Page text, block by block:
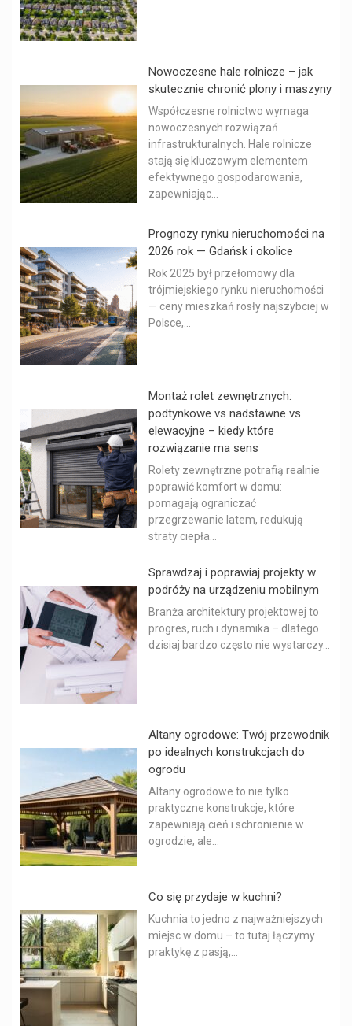
Nowoczesne hale rolnicze – jak
skutecznie chronić plony i maszyny
Współczesne rolnictwo wymaga
nowoczesnych rozwiązań
infrastrukturalnych. Hale rolnicze
stają się kluczowym elementem
efektywnego gospodarowania,
zapewniając...
Prognozy rynku nieruchomości na
2026 rok — Gdańsk i okolice
Rok 2025 był przełomowy dla
trójmiejskiego rynku nieruchomości
— ceny mieszkań rosły najszybciej w
Polsce,...
Montaż rolet zewnętrznych:
podtynkowe vs nadstawne vs
elewacyjne – kiedy które
rozwiązanie ma sens
Rolety zewnętrzne potrafią realnie
poprawić komfort w domu:
pomagają ograniczać
przegrzewanie latem, redukują
straty ciepła...
Sprawdzaj i poprawiaj projekty w
podróży na urządzeniu mobilnym
Branża architektury projektowej to
progres, ruch i dynamika – dlatego
dzisiaj bardzo często nie wystarczy...
Altany ogrodowe: Twój przewodnik
po idealnych konstrukcjach do
ogrodu
Altany ogrodowe to nie tylko
praktyczne konstrukcje, które
zapewniają cień i schronienie w
ogrodzie, ale...
Co się przydaje w kuchni?
Kuchnia to jedno z najważniejszych
miejsc w domu – to tutaj łączymy
praktykę z pasją,...